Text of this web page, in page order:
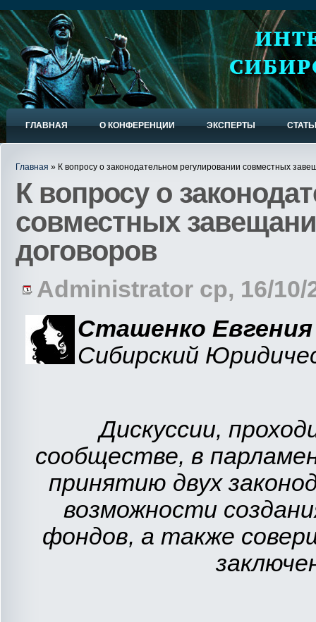
ГЛАВНАЯ О КОНФЕРЕНЦИИ ЭКСПЕРТЫ
Главная » К вопросу о законодательном регулировании совместных
К вопросу о
совместных
договоров
Administrator ср, 16/10/
Сташенко
Сибирский
Дискуссии,
сообществе, в
принятию двух
возможности
фондов, а также